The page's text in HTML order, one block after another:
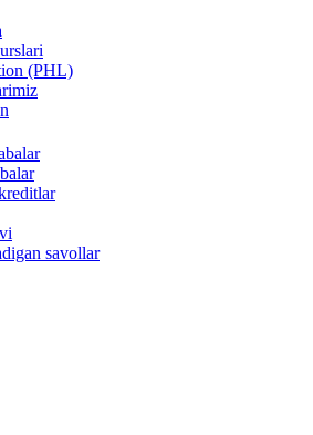
(PHL)
savollar